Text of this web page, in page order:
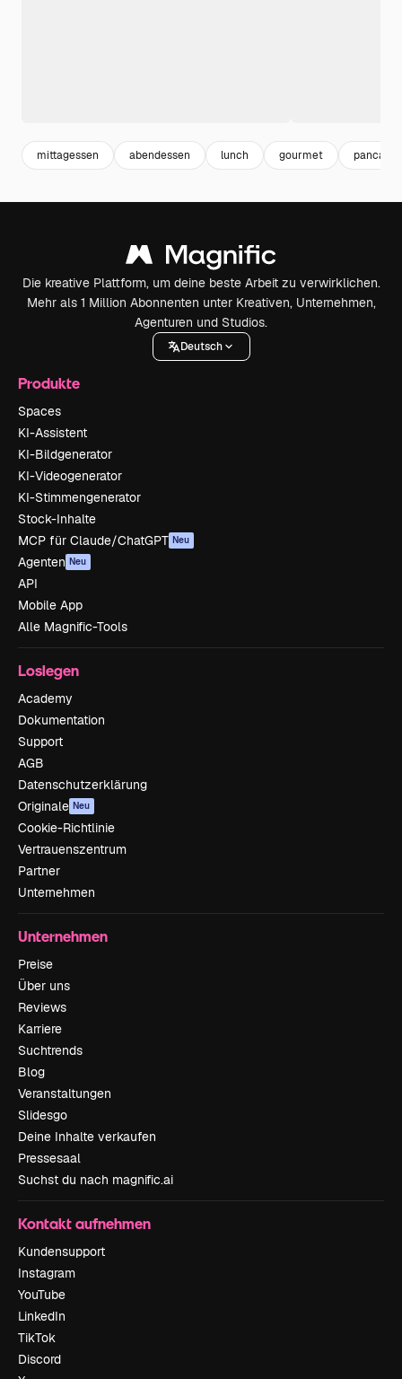
mittagessen abendessen lunch gourmet pancakes
Die kreative Plattform, um deine beste Arbeit zu verwirklichen.
Mehr als 1 Million Abonnenten unter Kreativen, Unternehmen,
Agenturen und Studios.
Deutsch
Produkte
Spaces
KI-Assistent
KI-Bildgenerator
KI-Videogenerator
KI-Stimmengenerator
Stock-Inhalte
MCP für Claude/ChatGPT Neu
Agenten Neu
API
Mobile App
Alle Magnific-Tools
Loslegen
Academy
Dokumentation
Support
AGB
Datenschutzerklärung
Originale Neu
Cookie-Richtlinie
Vertrauenszentrum
Partner
Unternehmen
Unternehmen
Preise
Über uns
Reviews
Karriere
Suchtrends
Blog
Veranstaltungen
Slidesgo
Deine Inhalte verkaufen
Pressesaal
Suchst du nach magnific.ai
Kontakt aufnehmen
Kundensupport
Instagram
YouTube
LinkedIn
TikTok
Discord